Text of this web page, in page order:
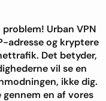
Urban VPN
adresse og kryptere
Det betyder,
vil se en
ikke dig.
en af vores